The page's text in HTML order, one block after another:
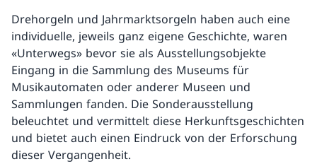
Drehorgeln und Jahrmarktsorgeln haben auch eine
individuelle, jeweils ganz eigene Geschichte, waren
«Unterwegs» bevor sie als Ausstellungsobjekte
Eingang in die Sammlung des Museums für
Musikautomaten oder anderer Museen und
Sammlungen fanden. Die Sonderausstellung
beleuchtet und vermittelt diese Herkunftsgeschichten
und bietet auch einen Eindruck von der Erforschung
dieser Vergangenheit.